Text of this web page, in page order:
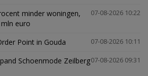
07-08-2026 10:22
minder woningen,
euro
07-08-2026 10:11
Point in Gouda
07-08-2026 09:31
Schoenmode Zeilberg